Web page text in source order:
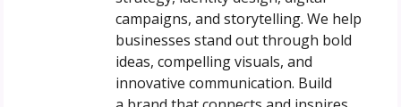
campaigns, and storytelling. We help
businesses stand out through bold
ideas, compelling visuals, and
innovative communication. Build